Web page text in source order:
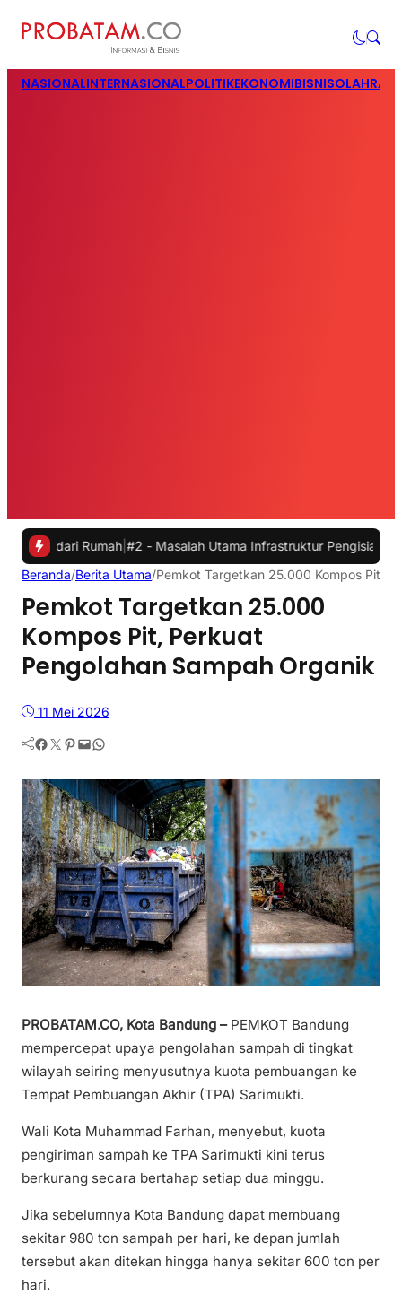
NASIONALINTERNASIONALPOLITIKEKONOMIBISNIS
Rumah |#2 -Masalah Utama Infrastruktur Pengisian Daya untuk
Beranda/Berita Utama/Pemkot Targetkan 25.000 Kompos Pit,
Pemkot Targetkan 25.000
Kompos Pit, Perkuat
Pengolahan Sampah Organik
11 Mei 2026
Facebook Twitter Pinterest Mail WhatsApp
PROBATAM.CO, Kota Bandung – PEMKOT Bandung
mempercepat upaya pengolahan sampah di tingkat
wilayah seiring menyusutnya kuota pembuangan ke
Tempat Pembuangan Akhir (TPA) Sarimukti.
Wali Kota Muhammad Farhan, menyebut, kuota
pengiriman sampah ke TPA Sarimukti kini terus
berkurang secara bertahap setiap dua minggu.
Jika sebelumnya Kota Bandung dapat membuang
sekitar 980 ton sampah per hari, ke depan jumlah
tersebut akan ditekan hingga hanya sekitar 600 ton per
hari.